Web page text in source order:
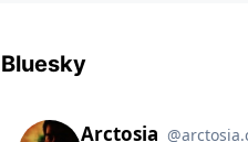
Bluesky